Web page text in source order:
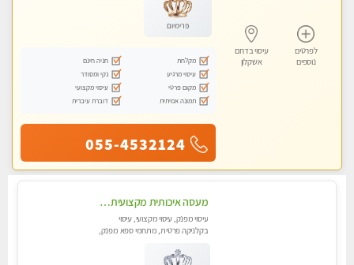
לפרטים
נוספים
עיסוי בדרום
אשקלון
פרימיום
מקלחת
חניה חינם
עיסוי מרגיע
נקי ומסודר
מקום פרטי
עיסוי מקצועי
תמונה אמיתית
דוברת עיברית
055-4532124
מעסה איכותית מקצועית באשדוד .פרטי .מומלץ !!!!
עיסוי מפנק, עיסוי מקצועי, עיסוי
בקלניקה פרטית, מתחמי ספא מפנק,